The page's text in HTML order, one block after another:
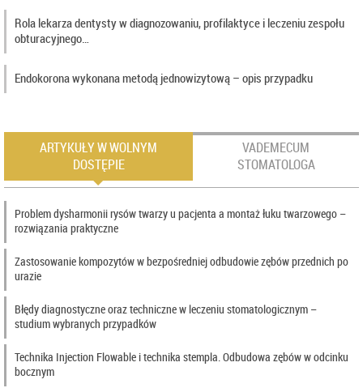
Rola lekarza dentysty w diagnozowaniu, profilaktyce i leczeniu zespołu
obturacyjnego…
Endokorona wykonana metodą jednowizytową – opis przypadku
ARTYKUŁY W WOLNYM
DOSTĘPIE
VADEMECUM
STOMATOLOGA
Problem dysharmonii rysów twarzy u pacjenta a montaż łuku twarzowego –
rozwiązania praktyczne
Zastosowanie kompozytów w bezpośredniej odbudowie zębów przednich po
urazie
Błędy diagnostyczne oraz techniczne w leczeniu stomatologicznym –
studium wybranych przypadków
Technika Injection Flowable i technika stempla. Odbudowa zębów w odcinku
bocznym